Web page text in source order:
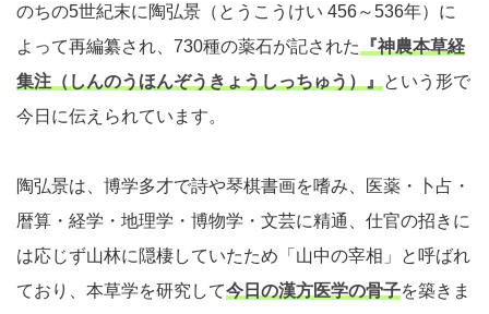
のちの5世紀末に陶弘景（とうこうけい 456～536年）に
よって再編纂され、730種の薬石が記された
『神農本草経
集注（しんのうほんぞうきょうしっちゅう）』
という形で
今日に伝えられています。
陶弘景は、博学多才で詩や琴棋書画を嗜み、医薬・卜占・
暦算・経学・地理学・博物学・文芸に精通、仕官の招きに
は応じず山林に隠棲していたため「山中の宰相」と呼ばれ
ており、本草学を研究して今日の漢方医学の骨子を築きま